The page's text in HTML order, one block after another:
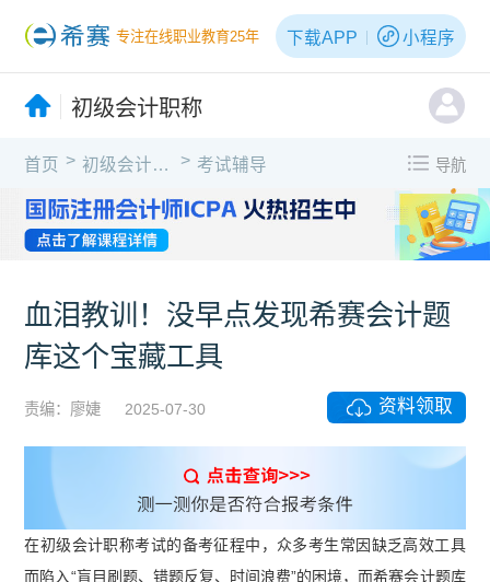
专注在线职业教育25年 下载APP 小程序
初级会计职称
首页 > 初级会计职称 > 考试辅导 导航
血泪教训！没早点发现希赛会计题
库这个宝藏工具
责编：廖婕 2025-07-30 资料领取
在初级会计职称考试的备考征程中，众多考生常因缺乏高效工具
而陷入“盲目刷题、错题反复、时间浪费”的困境，而希赛会计题库